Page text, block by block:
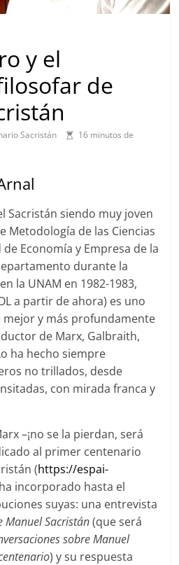
y el
de
Sacristán
16 minutos de
Sacristán siendo muy joven
Metodología de las Ciencias
Economía y Empresa de la
durante la
la UNAM en 1982-1983,
a partir de ahora) es uno
mejor y más profundamente
de Marx, Galbraith,
ha hecho siempre
no trillados, desde
con mirada franca y
–¡no se la pierdan, será
al primer centenario
(https://espai-
incorporado hasta el
suyas: una entrevista
Manuel Sacristán(que será
sobre Manuel
) y su respuesta